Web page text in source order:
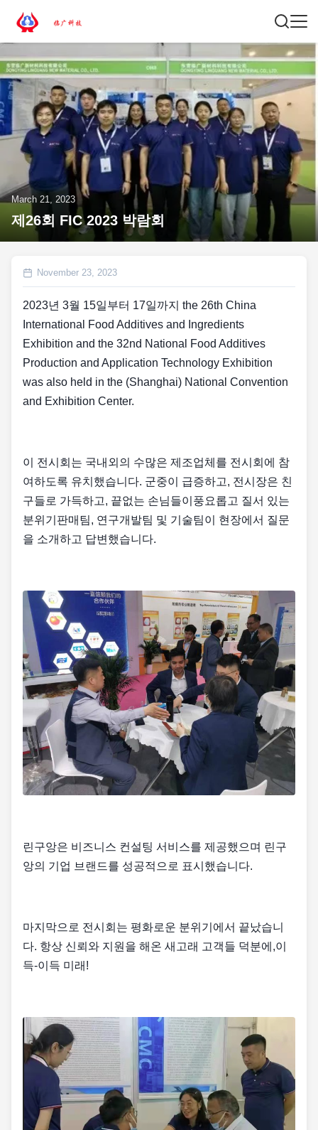
March 21, 2023
제26회 FIC 2023 박람회
November 23, 2023
2023년 3월 15일부터 17일까지 the 26th China
International Food Additives and Ingredients
Exhibition and the 32nd National Food Additives
Production and Application Technology Exhibition
was also held in the (Shanghai) National Convention
and Exhibition Center.
이 전시회는 국내외의 수많은 제조업체를 전시회에 참
여하도록 유치했습니다. 군중이 급증하고, 전시장은 친
구들로 가득하고, 끝없는 손님들이풍요롭고 질서 있는
분위기판매팀, 연구개발팀 및 기술팀이 현장에서 질문
을 소개하고 답변했습니다.
린구앙은 비즈니스 컨설팅 서비스를 제공했으며 린구
앙의 기업 브랜드를 성공적으로 표시했습니다.
마지막으로 전시회는 평화로운 분위기에서 끝났습니
다. 항상 신뢰와 지원을 해온 새고래 고객들 덕분에,이
득-이득 미래!